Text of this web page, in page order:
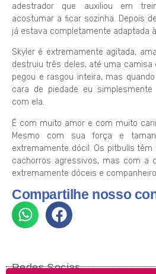
adestrador que auxiliou em
acostumar a ficar sozinha. Depois
já estava completamente adaptada
Skyler é extremamente agitada,
destruiu três deles, até uma camisa
pegou e rasgou inteira, mas
cara de piedade eu
com ela.
É com muito amor e com muito
Mesmo com sua força e
extremamente dócil. Os pitbulls
cachorros agressivos, mas com a
extremamente dóceis e
Compartilhe nosso
Redes Socias